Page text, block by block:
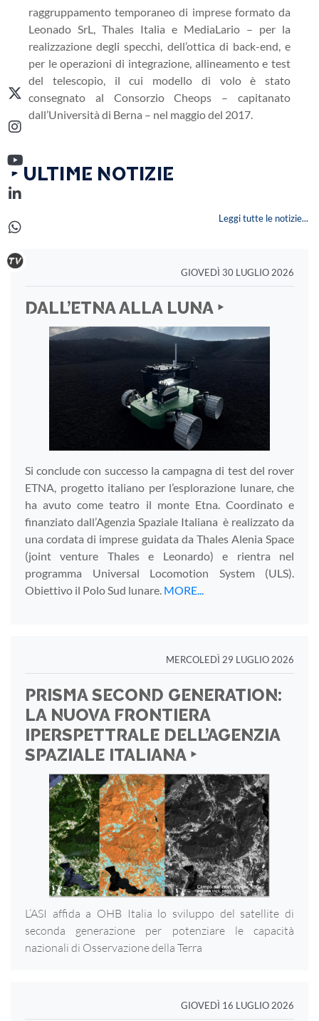
raggruppamento temporaneo di imprese formato da
Leonado SrL, Thales Italia e MediaLario – per la
realizzazione degli specchi, dell’ottica di back-end, e
per le operazioni di integrazione, allineamento e test
del telescopio, il cui modello di volo è stato
consegnato al Consorzio Cheops – capitanato
dall’Università di Berna – nel maggio del 2017.
‣ ULTIME NOTIZIE
Leggi tutte le notizie...
GIOVEDÌ 30 LUGLIO 2026
DALL’ETNA ALLA LUNA ‣
Si conclude con successo la campagna di test del rover
ETNA, progetto italiano per l’esplorazione lunare, che
ha avuto come teatro il monte Etna. Coordinato e
finanziato dall’Agenzia Spaziale Italiana è realizzato da
una cordata di imprese guidata da Thales Alenia Space
(joint venture Thales e Leonardo) e rientra nel
programma Universal Locomotion System (ULS).
Obiettivo il Polo Sud lunare. MORE...
MERCOLEDÌ 29 LUGLIO 2026
PRISMA SECOND GENERATION:
LA NUOVA FRONTIERA
IPERSPETTRALE DELL’AGENZIA
SPAZIALE ITALIANA ‣
L’ASI affida a OHB Italia lo sviluppo del satellite di
seconda generazione per potenziare le capacità
nazionali di Osservazione della Terra
GIOVEDÌ 16 LUGLIO 2026